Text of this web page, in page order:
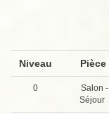
Niveau Pièce
0
Salon -
Séjour